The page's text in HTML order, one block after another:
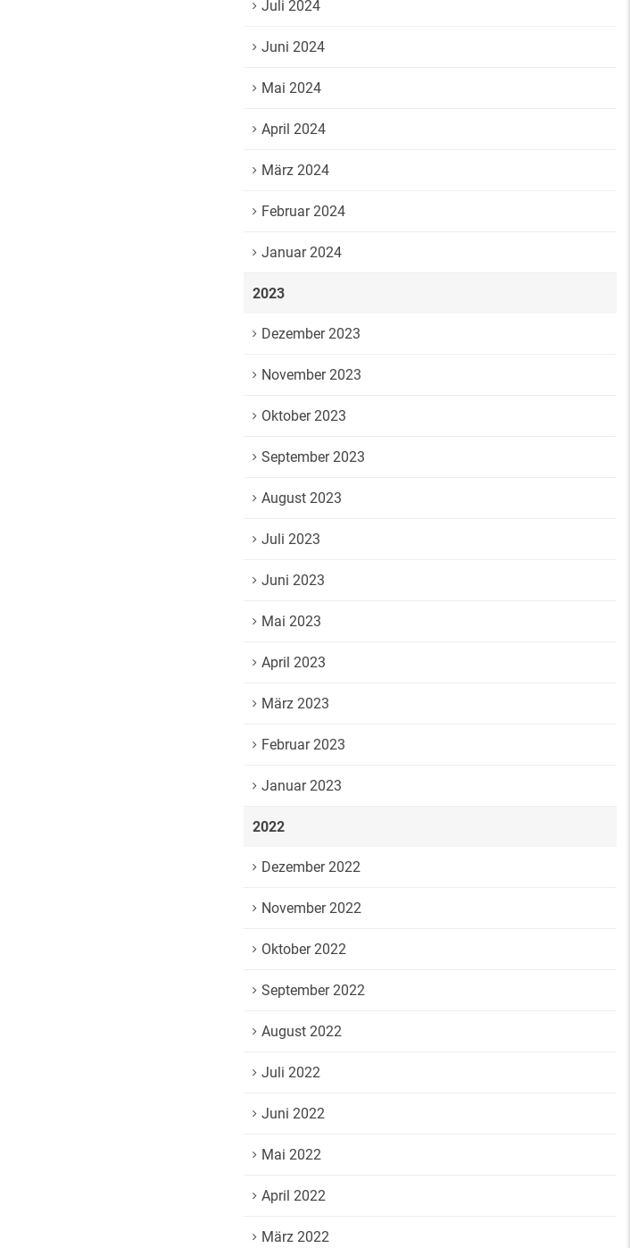
Juli 2024
Juni 2024
Mai 2024
April 2024
März 2024
Februar 2024
Januar 2024
2023
Dezember 2023
November 2023
Oktober 2023
September 2023
August 2023
Juli 2023
Juni 2023
Mai 2023
April 2023
März 2023
Februar 2023
Januar 2023
2022
Dezember 2022
November 2022
Oktober 2022
September 2022
August 2022
Juli 2022
Juni 2022
Mai 2022
April 2022
März 2022